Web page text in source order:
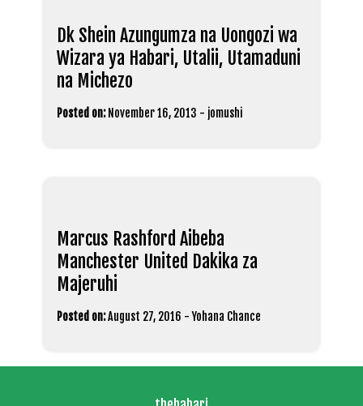
Dk Shein Azungumza na Uongozi wa
Wizara ya Habari, Utalii, Utamaduni
na Michezo
Posted on: November 16, 2013 - jomushi
Marcus Rashford Aibeba
Manchester United Dakika za
Majeruhi
Posted on:August 27, 2016 -Yohana Chance